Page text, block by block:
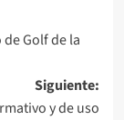
Golf de la
Siguiente:
y de uso